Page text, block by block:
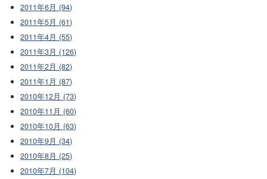
2011年6月 (94)
2011年5月 (61)
2011年4月 (55)
2011年3月 (126)
2011年2月 (82)
2011年1月 (87)
2010年12月 (73)
2010年11月 (60)
2010年10月 (63)
2010年9月 (34)
2010年8月 (25)
2010年7月 (104)